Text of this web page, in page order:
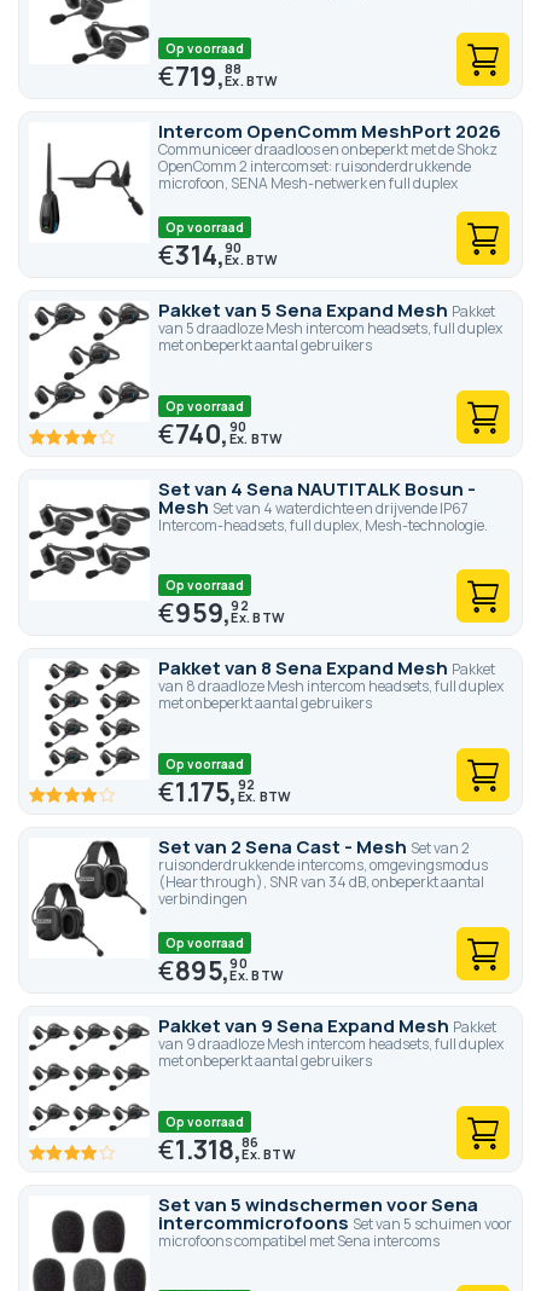
Op voorraad
€719,88
Intercom OpenComm MeshPort 2026
Communiceer draadloos en onbeperkt met de Shokz
OpenComm 2 intercomset: ruisonderdrukkende
microfoon, SENA Mesh-netwerk en full duplex
Op voorraad
€314,90
Pakket van 5 Sena Expand Mesh Pakket
van 5 draadloze Mesh intercom headsets, full duplex
met onbeperkt aantal gebruikers
80 100
Op voorraad
€740,90
Set van 4 Sena NAUTITALK Bosun -
Mesh Set van 4 waterdichte en drijvende IP67
Intercom-headsets, full duplex, Mesh-technologie.
Op voorraad
€959,92
Pakket van 8 Sena Expand Mesh Pakket
van 8 draadloze Mesh intercom headsets, full duplex
met onbeperkt aantal gebruikers
80 100
Op voorraad
€1.175,92
Set van 2 Sena Cast - Mesh Set van 2
ruisonderdrukkende intercoms, omgevingsmodus
(Hear through), SNR van 34 dB, onbeperkt aantal
verbindingen
Op voorraad
€895,90
Pakket van 9 Sena Expand Mesh Pakket
van 9 draadloze Mesh intercom headsets, full duplex
met onbeperkt aantal gebruikers
80 100
Op voorraad
€1.318,86
Set van 5 windschermen voor Sena
intercommicrofoons Set van 5 schuimen voor
microfoons compatibel met Sena intercoms